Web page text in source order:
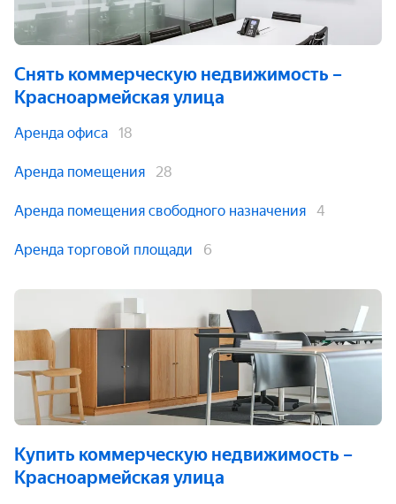
Снять коммерческую недвижимость –
Красноармейская улица
Аренда офиса 18
Аренда помещения 28
Аренда помещения свободного назначения 4
Аренда торговой площади 6
Купить коммерческую недвижимость –
Красноармейская улица